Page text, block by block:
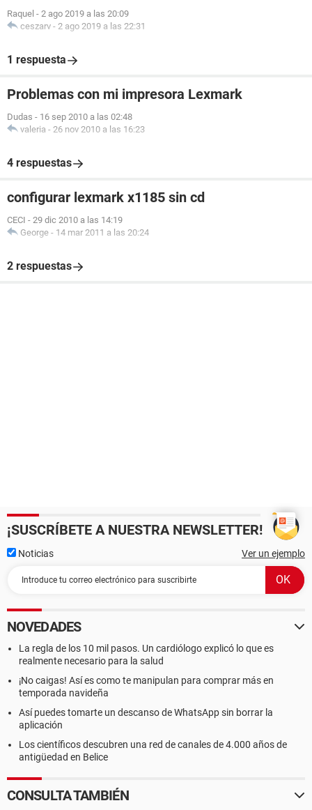
Raquel - 2 ago 2019 a las 20:09
ceszarv - 2 ago 2019 a las 22:31
1 respuesta
Problemas con mi impresora Lexmark
Dudas - 16 sep 2010 a las 02:48
valeria - 26 nov 2010 a las 16:23
4 respuestas
configurar lexmark x1185 sin cd
CECI - 29 dic 2010 a las 14:19
George - 14 mar 2011 a las 20:24
2 respuestas
¡SUSCRÍBETE A NUESTRA NEWSLETTER!
Noticias Ver un ejemplo
NOVEDADES
La regla de los 10 mil pasos. Un cardiólogo explicó lo que es
realmente necesario para la salud
¡No caigas! Así es como te manipulan para comprar más en
temporada navideña
Así puedes tomarte un descanso de WhatsApp sin borrar la
aplicación
Los científicos descubren una red de canales de 4.000 años de
antigüedad en Belice
CONSULTA TAMBIÉN